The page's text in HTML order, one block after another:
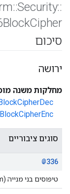
::Security::
Cipher
סיכום
ירושה
מחלקות משנה
סוגים ציבוריים
@336
טיפוסים בני מנייה (enum)